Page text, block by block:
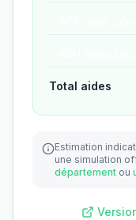
Total aides
Estimation
une simulation
département ou